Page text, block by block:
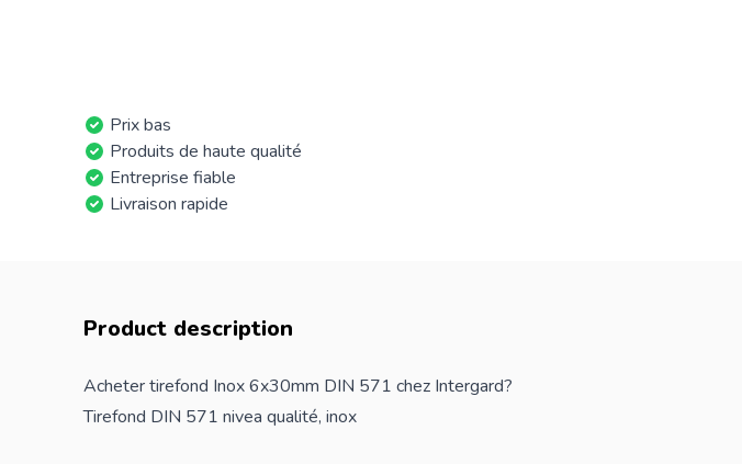
Prix bas
Produits de haute qualité
Entreprise fiable
Livraison rapide
Product description
Acheter tirefond Inox 6x30mm DIN 571 chez Intergard?
Tirefond DIN 571 nivea qualité, inox